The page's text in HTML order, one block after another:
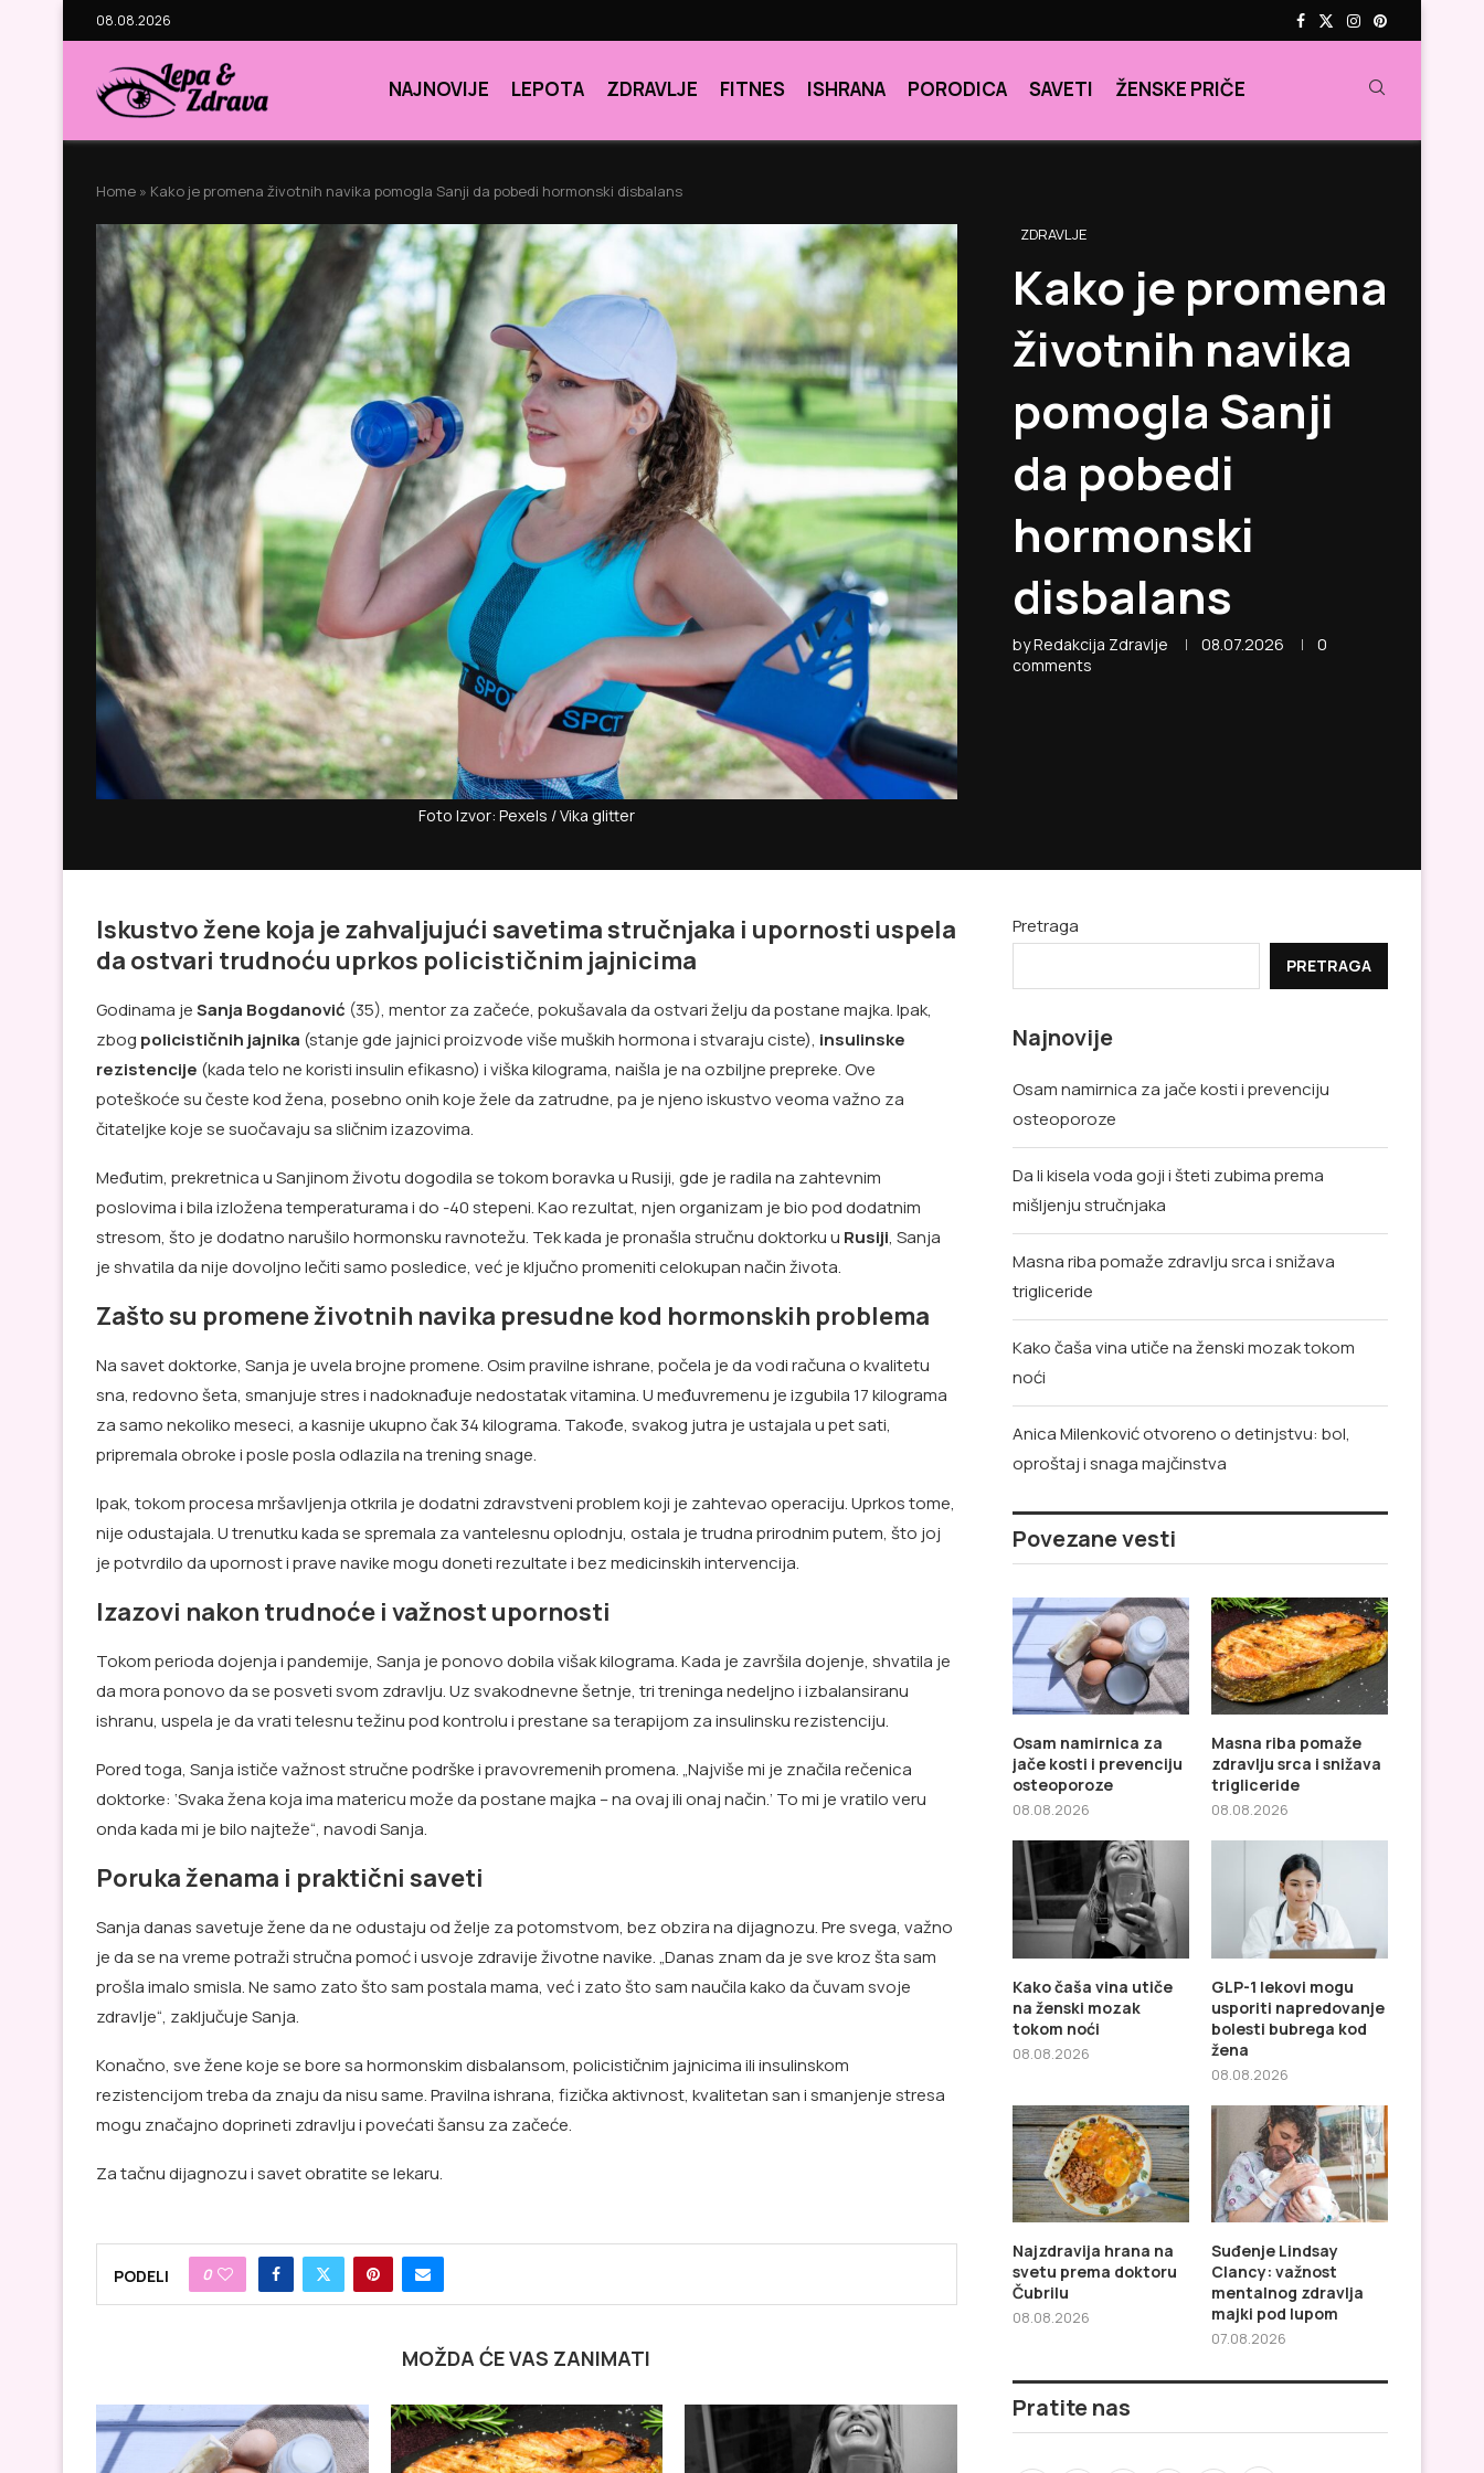
08.08.2026
NAJNOVIJE LEPOTA ZDRAVLJE FITNES ISHRANA PORODICA SAVETI ŽENSKE PRIČE
Home » Kako je promena životnih navika pomogla Sanji da pobedi hormonski disbalans
ZDRAVLJE
Kako je promena
životnih navika
pomogla Sanji
da pobedi
hormonski
disbalans
byRedakcija Zdravlje 08.07.2026
0
comments
Foto Izvor: Pexels / Vika glitter
Iskustvo žene koja je zahvaljujući savetima stručnjaka i upornosti uspela
da ostvari trudnoću uprkos policističnim jajnicima
Godinama jeSanja Bogdanović (35), mentor za začeće, pokušavala da ostvari želju da postane majka. Ipak,
zbog policističnih jajnika (stanje gde jajnici proizvode više muških hormona i stvaraju ciste), insulinske
rezistencije (kada telo ne koristi insulin efikasno) i viška kilograma, naišla je na ozbiljne prepreke. Ove
poteškoće su česte kod žena, posebno onih koje žele da zatrudne, pa je njeno iskustvo veoma važno za
čitateljke koje se suočavaju sa sličnim izazovima.
Međutim, prekretnica u Sanjinom životu dogodila se tokom boravka u Rusiji, gde je radila na zahtevnim
poslovima i bila izložena temperaturama i do -40 stepeni. Kao rezultat, njen organizam je bio pod dodatnim
stresom, što je dodatno narušilo hormonsku ravnotežu. Tek kada je pronašla stručnu doktorku u Rusiji, Sanja
je shvatila da nije dovoljno lečiti samo posledice, već je ključno promeniti celokupan način života.
Zašto su promene životnih navika presudne kod hormonskih problema
Na savet doktorke, Sanja je uvela brojne promene. Osim pravilne ishrane, počela je da vodi računa o kvalitetu
sna, redovno šeta, smanjuje stres i nadoknađuje nedostatak vitamina. U međuvremenu je izgubila 17 kilograma
za samo nekoliko meseci, a kasnije ukupno čak 34 kilograma. Takođe, svakog jutra je ustajala u pet sati,
pripremala obroke i posle posla odlazila na trening snage.
Ipak, tokom procesa mršavljenja otkrila je dodatni zdravstveni problem koji je zahtevao operaciju. Uprkos tome,
nije odustajala. U trenutku kada se spremala za vantelesnu oplodnju, ostala je trudna prirodnim putem, što joj
je potvrdilo da upornost i prave navike mogu doneti rezultate i bez medicinskih intervencija.
Izazovi nakon trudnoće i važnost upornosti
Tokom perioda dojenja i pandemije, Sanja je ponovo dobila višak kilograma. Kada je završila dojenje, shvatila je
da mora ponovo da se posveti svom zdravlju. Uz svakodnevne šetnje, tri treninga nedeljno i izbalansiranu
ishranu, uspela je da vrati telesnu težinu pod kontrolu i prestane sa terapijom za insulinsku rezistenciju.
Pored toga, Sanja ističe važnost stručne podrške i pravovremenih promena. „Najviše mi je značila rečenica
doktorke: ‘Svaka žena koja ima matericu može da postane majka – na ovaj ili onaj način.’ To mi je vratilo veru
onda kada mi je bilo najteže“, navodi Sanja.
Poruka ženama i praktični saveti
Sanja danas savetuje žene da ne odustaju od želje za potomstvom, bez obzira na dijagnozu. Pre svega, važno
je da se na vreme potraži stručna pomoć i usvoje zdravije životne navike. „Danas znam da je sve kroz šta sam
prošla imalo smisla. Ne samo zato što sam postala mama, već i zato što sam naučila kako da čuvam svoje
zdravlje“, zaključuje Sanja.
Konačno, sve žene koje se bore sa hormonskim disbalansom, policističnim jajnicima ili insulinskom
rezistencijom treba da znaju da nisu same. Pravilna ishrana, fizička aktivnost, kvalitetan san i smanjenje stresa
mogu značajno doprineti zdravlju i povećati šansu za začeće.
Za tačnu dijagnozu i savet obratite se lekaru.
PODELI 0
MOŽDA ĆE VAS ZANIMATI
Pretraga
PRETRAGA
Najnovije
Osam namirnica za jače kosti i prevenciju
osteoporoze
Da li kisela voda goji i šteti zubima prema
mišljenju stručnjaka
Masna riba pomaže zdravlju srca i snižava
trigliceride
Kako čaša vina utiče na ženski mozak tokom
noći
Anica Milenković otvoreno o detinjstvu: bol,
oproštaj i snaga majčinstva
Povezane vesti
Osam namirnica za
jače kosti i prevenciju
osteoporoze
08.08.2026
Masna riba pomaže
zdravlju srca i snižava
trigliceride
08.08.2026
Kako čaša vina utiče
na ženski mozak
tokom noći
08.08.2026
GLP-1 lekovi mogu
usporiti napredovanje
bolesti bubrega kod
žena
08.08.2026
Najzdravija hrana na
svetu prema doktoru
Čubrilu
08.08.2026
Suđenje Lindsay
Clancy: važnost
mentalnog zdravlja
majki pod lupom
07.08.2026
Pratite nas